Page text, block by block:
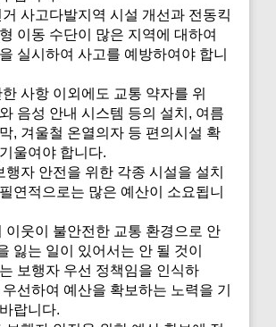
사고다발지역 시설 개선과 전동킥
이동 수단이 많은 지역에 대하여
실시하여 사고를 예방하여야 합니
사항 이외에도 교통 약자를 위
음성 안내 시스템 등의 설치, 여름
, 겨울철 온열의자 등 편의시설 확
울여야 합니다.
행자 안전을 위한 각종 시설을 설치
연적으로는 많은 예산이 소요됩니
이웃이 불안전한 교통 환경으로 안
잃는 일이 있어서는 안 될 것이
보행자 우선 정책임을 인식하
선하여 예산을 확보하는 노력을 기
랍니다.